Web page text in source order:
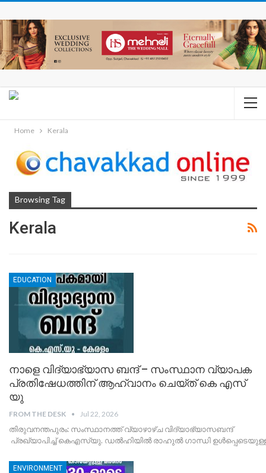
Home Kerala
Browsing Tag
Kerala
EDUCATION
നാളെ വിദ്യാഭ്യാസ ബന്ദ് – സംസ്ഥാന വ്യാപക
പ്രതിഷേധത്തിന് ആഹ്വാനം ചെയ്ത് കെ എസ്
യു
FROM THE DESK Jul 22, 2026
തിരുവനന്തപുരം: സംസ്ഥാനത്ത് വ്യാഴാഴ്ച വിദ്യാഭ്യാസബന്ദ്
പ്രഖ്യാപിച്ച് കെഎസ്‌യു. ഡൽഹിയിൽ രാഹുൽ ഗാന്ധി ഉൾപ്പെടെയുള്ള
ENVIRONMENT